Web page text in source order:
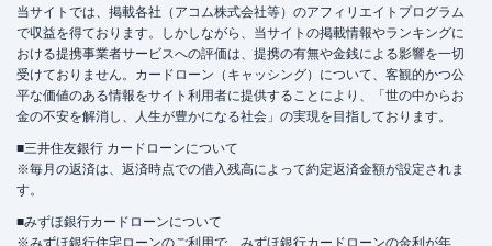
当サイトでは、掲載各社（アコム株式会社等）のアフィリエイトプログラム
で収益を得ております。しかしながら、当サイトの掲載情報やランキングに
おける提携事業者サービスへの評価は、提携の有無や金銭による影響を一切
受けておりません。カードローン（キャッシング）について、客観的かつ公
平な価値のある情報をサイト利用者に提供することにより、「世の中からお
金の不安を解消し、人生が豊かになる社会」の実現を目指しております。
■三井住友銀行 カードローンについて
※毎月の返済は、返済時点での借入残高によって約定返済金額が設定されま
す。
■みずほ銀行カードローンについて
※みずほ銀行住宅ローンのご利用で、みずほ銀行カードローンの金利が年